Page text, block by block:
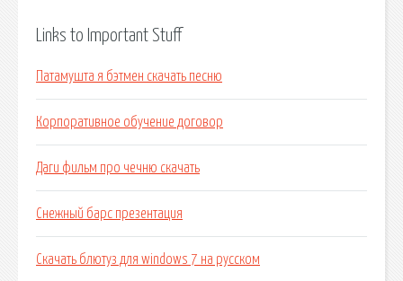
Links to Important Stuff
Патамушта я бэтмен скачать песню
Корпоративное обучение договор
Даги фильм про чечню скачать
Снежный барс презентация
Скачать блютуз для windows 7 на русском